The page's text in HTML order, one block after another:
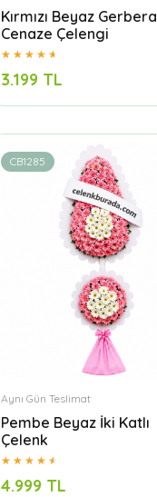
Kırmızı Beyaz Gerbera
Cenaze Çelengi
3.199 TL
CB1285
Aynı Gün Teslimat
Pembe Beyaz İki Katlı
Çelenk
4.999 TL